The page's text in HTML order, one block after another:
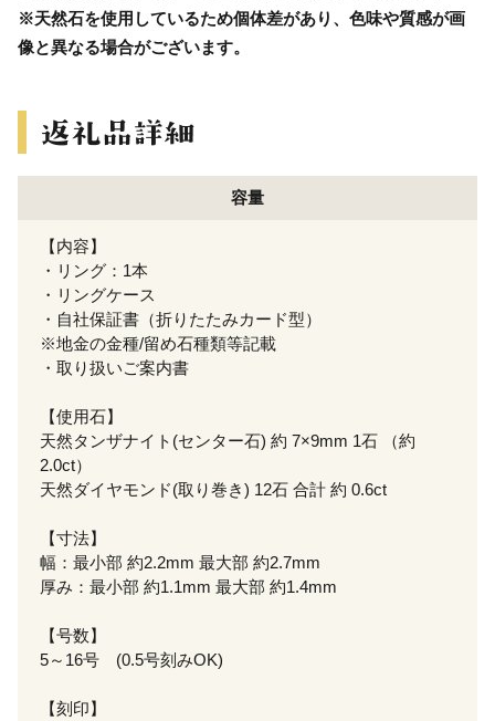
※天然石を使用しているため個体差があり、色味や質感が画
像と異なる場合がございます。
容量
【内容】
・リング：1本
・リングケース
・自社保証書（折りたたみカード型）
※地金の金種/留め石種類等記載
・取り扱いご案内書
【使用石】
天然タンザナイト(センター石) 約 7×9mm 1石 （約
2.0ct）
天然ダイヤモンド(取り巻き) 12石 合計 約 0.6ct
【寸法】
幅：最小部 約2.2mm 最大部 約2.7mm
厚み：最小部 約1.1mm 最大部 約1.4mm
【号数】
5～16号 (0.5号刻みOK)
【刻印】